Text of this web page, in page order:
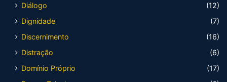
Diálogo
(12)
Dignidade
(7)
Discernimento
(16)
Distração
(6)
Domínio Próprio
(17)